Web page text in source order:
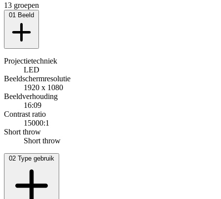
13 groepen
01 Beeld
Projectietechniek
LED
Beeldschermresolutie
1920 x 1080
Beeldverhouding
16:09
Contrast ratio
15000:1
Short throw
Short throw
02 Type gebruik